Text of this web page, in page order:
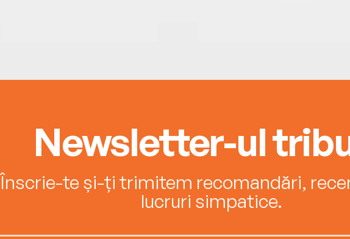
Newsletter-ul
Înscrie-te și-ți trimitem recomandări,
lucruri simpatice.